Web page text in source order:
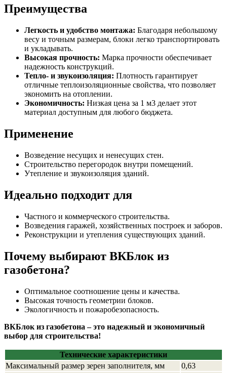
Преимущества
Легкость и удобство монтажа: Благодаря небольшому
весу и точным размерам, блоки легко транспортировать
и укладывать.
Высокая прочность: Марка прочности обеспечивает
надежность конструкций.
Тепло- и звукоизоляция: Плотность гарантирует
отличные теплоизоляционные свойства, что позволяет
экономить на отоплении.
Экономичность: Низкая цена за 1 м3 делает этот
материал доступным для любого бюджета.
Применение
Возведение несущих и ненесущих стен.
Строительство перегородок внутри помещений.
Утепление и звукоизоляция зданий.
Идеально подходит для
Частного и коммерческого строительства.
Возведения гаражей, хозяйственных построек и заборов.
Реконструкции и утепления существующих зданий.
Почему выбирают ВКБлок из
газобетона?
Оптимальное соотношение цены и качества.
Высокая точность геометрии блоков.
Экологичность и пожаробезопасность.
ВКБлок из газобетона – это надежный и экономичный
выбор для строительства!
Технические характеристики
Максимальный размер зерен заполнителя, мм
0,63